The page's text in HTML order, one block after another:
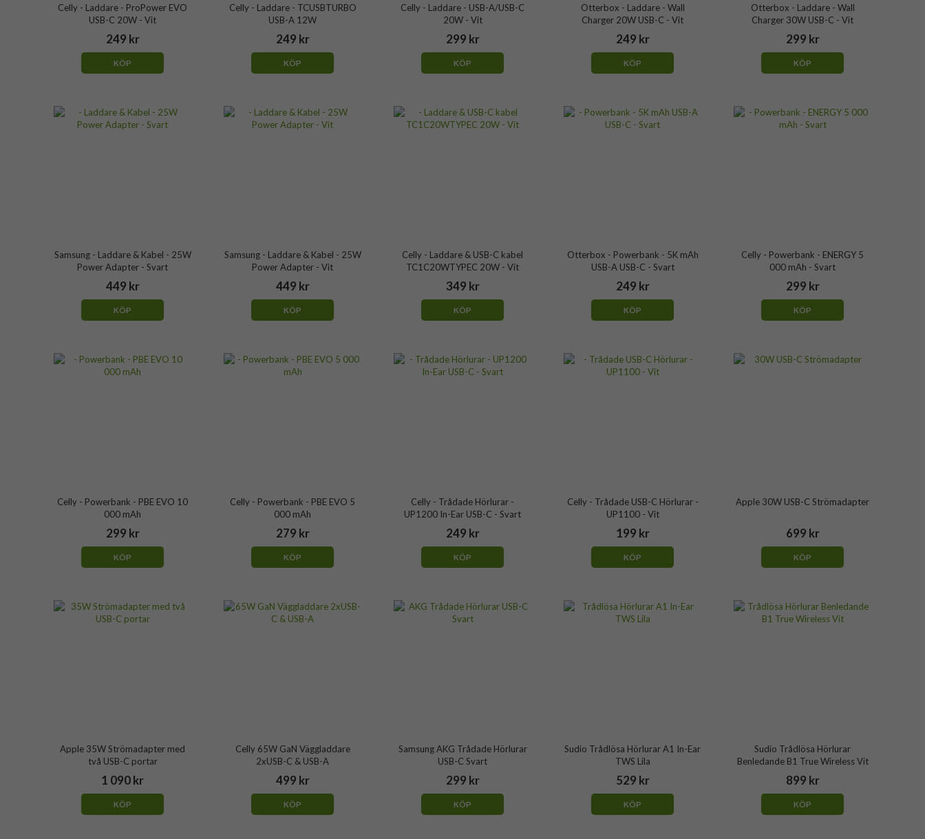
Celly - Laddare - ProPower EVO
USB-C 20W - Vit
249 kr
KÖP
Celly - Laddare - TCUSBTURBO
USB-A 12W
249 kr
KÖP
Celly - Laddare - USB-A/USB-C
20W - Vit
299 kr
KÖP
Otterbox - Laddare - Wall
Charger 20W USB-C - Vit
249 kr
KÖP
Otterbox - Laddare - Wall
Charger 30W USB-C - Vit
299 kr
KÖP
Samsung - Laddare & Kabel - 25W
Power Adapter - Svart
449 kr
KÖP
Samsung - Laddare & Kabel - 25W
Power Adapter - Vit
449 kr
KÖP
Celly - Laddare & USB-C kabel
TC1C20WTYPEC 20W - Vit
349 kr
KÖP
Otterbox - Powerbank - 5K mAh
USB-A USB-C - Svart
249 kr
KÖP
Celly - Powerbank - ENERGY 5
000 mAh - Svart
299 kr
KÖP
Celly - Powerbank - PBE EVO 10
000 mAh
299 kr
KÖP
Celly - Powerbank - PBE EVO 5
000 mAh
279 kr
KÖP
Celly - Trådade Hörlurar -
UP1200 In-Ear USB-C - Svart
249 kr
KÖP
Celly - Trådade USB-C Hörlurar -
UP1100 - Vit
199 kr
KÖP
Apple 30W USB-C Strömadapter
699 kr
KÖP
Apple 35W Strömadapter med
två USB-C portar
1 090 kr
KÖP
Celly 65W GaN Väggladdare
2xUSB-C & USB-A
499 kr
KÖP
Samsung AKG Trådade Hörlurar
USB-C Svart
299 kr
KÖP
Sudio Trådlösa Hörlurar A1 In-Ear
TWS Lila
529 kr
KÖP
Sudio Trådlösa Hörlurar
Benledande B1 True Wireless Vit
899 kr
KÖP